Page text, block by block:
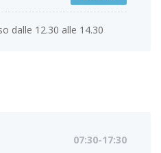
dalle 12.30 alle 14.30
07:30-17:30